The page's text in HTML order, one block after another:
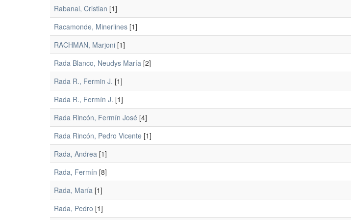
Rabanal, Cristian [1]
Racamonde, Minerlines [1]
RACHMAN, Marjoni [1]
Rada Blanco, Neudys María [2]
Rada R., Fermin J. [1]
Rada R., Fermín J. [1]
Rada Rincón, Fermín José [4]
Rada Rincón, Pedro Vicente [1]
Rada, Andrea [1]
Rada, Fermín [8]
Rada, María [1]
Rada, Pedro [1]